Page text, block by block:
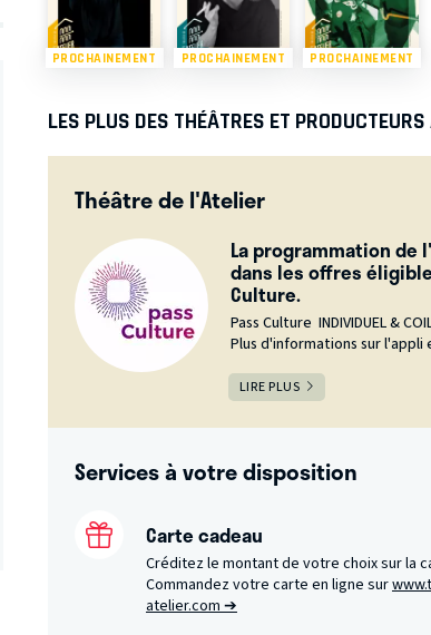
PROCHAINEMENT PROCHAINEMENT PROCHAINEMENT
LES PLUS DES THÉÂTRES ET
Théâtre de l'Atelier
La programmation de
dans les offres
Culture.
Pass Culture INDIVIDUEL &
Plus d'informations sur l'appli
LIRE PLUS
Services à votre disposition
Carte cadeau
Créditez le montant de votre choix sur la
Commandez votre carte en ligne sur
atelier.com ➔